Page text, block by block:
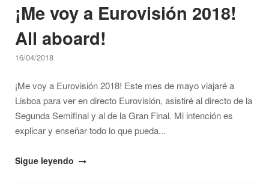
¡Me voy a Eurovisión 2018!
All aboard!
16/04/2018
¡Me voy a Eurovisión 2018! Este mes de mayo viajaré a
Lisboa para ver en directo Eurovisión, asistiré al directo de la
Segunda Semifinal y al de la Gran Final. Mi intención es
explicar y enseñar todo lo que pueda...
"¡Me
Sigue leyendo